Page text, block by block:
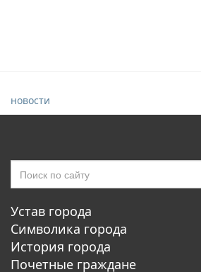
новости
Устав города
Символика города
История города
Почетные граждане